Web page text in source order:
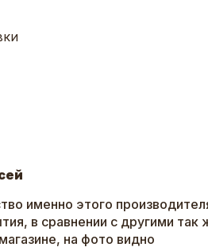
именно этого
в сравнении с другими
на фото видно